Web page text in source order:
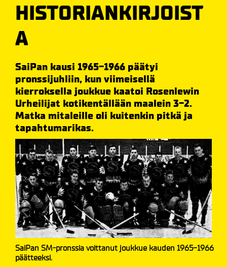
HISTORIANKIRJOIST
A
SaiPan kausi 1965-1966 päätyi
pronssijuhliin, kun viimeisellä
kierroksella joukkue kaatoi Rosenlewin
Urheilijat kotikentällään maalein 3-2.
Matka mitaleille oli kuitenkin pitkä ja
tapahtumarikas.
SaiPan SM-pronssia voittanut joukkue kauden 1965-1966
päätteeksi.